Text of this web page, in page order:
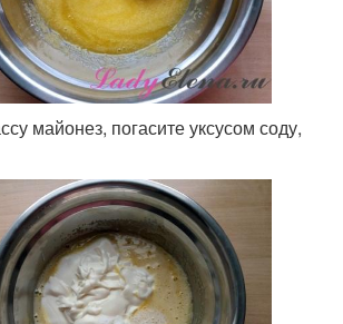
майонез, погасите уксусом соду,